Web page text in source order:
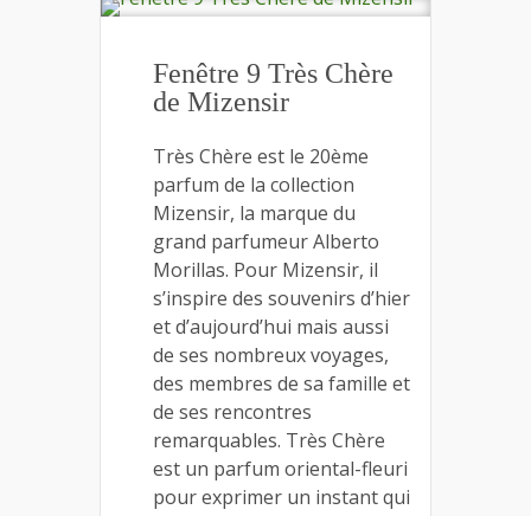
Fenêtre 9 Très Chère
de Mizensir
Très Chère est le 20ème
parfum de la collection
Mizensir, la marque du
grand parfumeur Alberto
Morillas. Pour Mizensir, il
s’inspire des souvenirs d’hier
et d’aujourd’hui mais aussi
de ses nombreux voyages,
des membres de sa famille et
de ses rencontres
remarquables. Très Chère
est un parfum oriental-fleuri
pour exprimer un instant qui